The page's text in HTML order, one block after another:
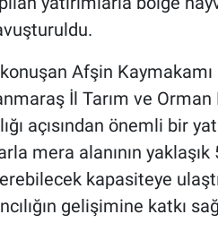
Afşin
İl Tarım ve
açısından önemli bir
mera alanının
kapasiteye
gelişimine katkı